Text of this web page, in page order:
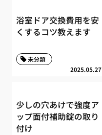
浴室ドア交換費用を安
くするコツ教えます
2025.05.27
未分類
少しの穴あけで強度ア
ップ面付補助錠の取り
付け